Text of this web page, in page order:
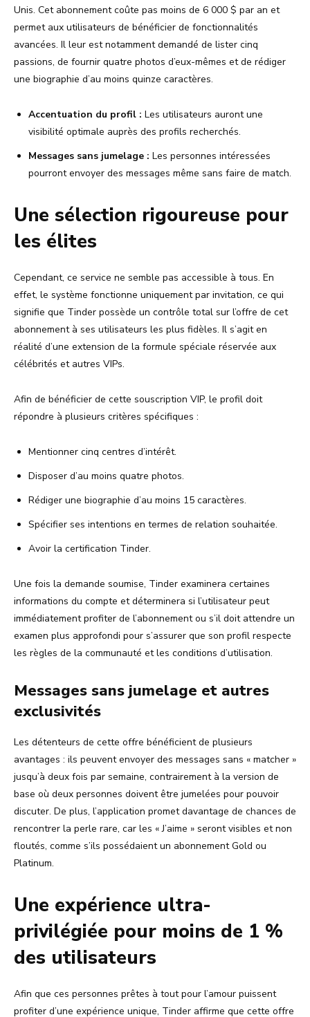
Unis. Cet abonnement coûte pas moins de 6 000 $ par an et
permet aux utilisateurs de bénéficier de fonctionnalités
avancées. Il leur est notamment demandé de lister cinq
passions, de fournir quatre photos d’eux-mêmes et de rédiger
une biographie d’au moins quinze caractères.
Accentuation du profil : Les utilisateurs auront une
visibilité optimale auprès des profils recherchés.
Messages sans jumelage : Les personnes intéressées
pourront envoyer des messages même sans faire de match.
Une sélection rigoureuse pour
les élites
Cependant, ce service ne semble pas accessible à tous. En
effet, le système fonctionne uniquement par invitation, ce qui
signifie que Tinder possède un contrôle total sur l’offre de cet
abonnement à ses utilisateurs les plus fidèles. Il s’agit en
réalité d’une extension de la formule spéciale réservée aux
célébrités et autres VIPs.
Afin de bénéficier de cette souscription VIP, le profil doit
répondre à plusieurs critères spécifiques :
Mentionner cinq centres d’intérêt.
Disposer d’au moins quatre photos.
Rédiger une biographie d’au moins 15 caractères.
Spécifier ses intentions en termes de relation souhaitée.
Avoir la certification Tinder.
Une fois la demande soumise, Tinder examinera certaines
informations du compte et déterminera si l’utilisateur peut
immédiatement profiter de l’abonnement ou s’il doit attendre un
examen plus approfondi pour s’assurer que son profil respecte
les règles de la communauté et les conditions d’utilisation.
Messages sans jumelage et autres
exclusivités
Les détenteurs de cette offre bénéficient de plusieurs
avantages : ils peuvent envoyer des messages sans « matcher »
jusqu’à deux fois par semaine, contrairement à la version de
base où deux personnes doivent être jumelées pour pouvoir
discuter. De plus, l’application promet davantage de chances de
rencontrer la perle rare, car les « J’aime » seront visibles et non
floutés, comme s’ils possédaient un abonnement Gold ou
Platinum.
Une expérience ultra-
privilégiée pour moins de 1 %
des utilisateurs
Afin que ces personnes prêtes à tout pour l’amour puissent
profiter d’une expérience unique, Tinder affirme que cette offre